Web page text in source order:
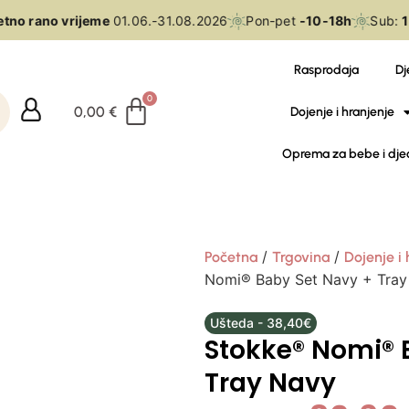
rano vrijeme01.06.-31.08.2026 Pon-pet-10-18h Sub:
0,00€
Rasprodaja
Dojenje i hranjenje
Oprema za bebe i
Početna / Trgovina / Dojenje i
Nomi® Baby Set Navy +
Ušteda - 38,40€
Stokke® Nomi®
Tray Navy